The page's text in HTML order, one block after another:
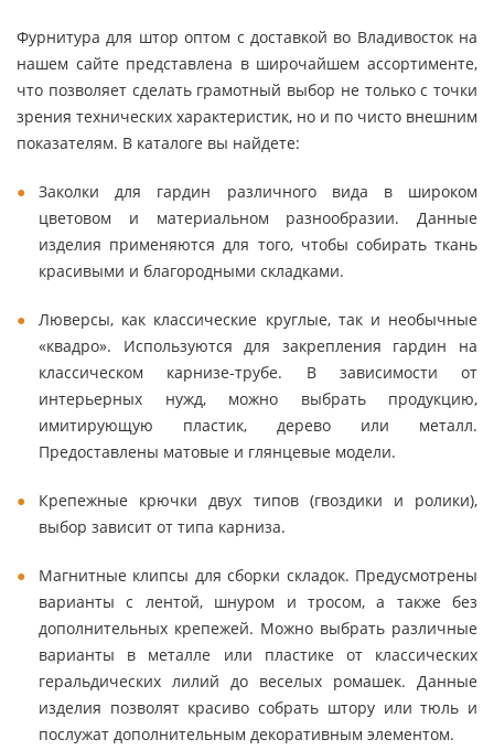
Фурнитура для штор оптом с доставкой во Владивосток на
нашем сайте представлена в широчайшем ассортименте,
что позволяет сделать грамотный выбор не только с точки
зрения технических характеристик, но и по чисто внешним
показателям. В каталоге вы найдете:
Заколки для гардин различного вида в широком
цветовом и материальном разнообразии. Данные
изделия применяются для того, чтобы собирать ткань
красивыми и благородными складками.
Люверсы, как классические круглые, так и необычные
«квадро». Используются для закрепления гардин на
классическом карнизе-трубе. В зависимости от
интерьерных нужд, можно выбрать продукцию,
имитирующую пластик, дерево или металл.
Предоставлены матовые и глянцевые модели.
Крепежные крючки двух типов (гвоздики и ролики),
выбор зависит от типа карниза.
Магнитные клипсы для сборки складок. Предусмотрены
варианты с лентой, шнуром и тросом, а также без
дополнительных крепежей. Можно выбрать различные
варианты в металле или пластике от классических
геральдических лилий до веселых ромашек. Данные
изделия позволят красиво собрать штору или тюль и
послужат дополнительным декоративным элементом.